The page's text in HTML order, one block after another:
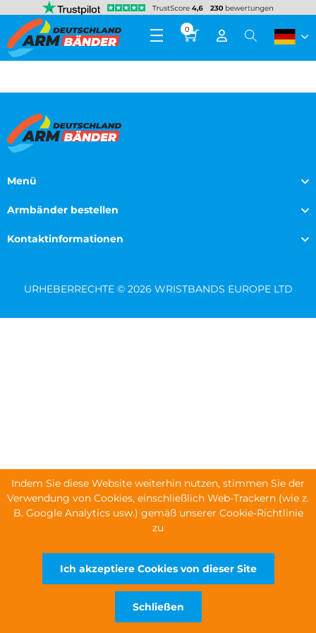
0
Menü
Armbänder bestellen
Kontaktinformationen
URHEBERRECHTE © 2026 WRISTBANDS EUROPE LTD
Indem Sie diese Website weiterhin nutzen, stimmen Sie der
Verwendung von Cookies, einschließlich Web-Trackern (wie z.
B. Google Analytics usw.) gemäß unserer Cookie-Richtlinie
zu
Ich akzeptiere Cookies von dieser Site
Schließen